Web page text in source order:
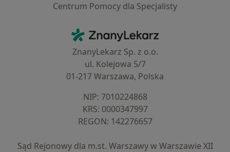
Centrum Pomocy dla Specjalisty
ZnanyLekarz - Strona główna
ZnanyLekarz Sp. z o.o.
ul. Kolejowa 5/7
01-217 Warszawa, Polska
NIP: ⁠7010224868
KRS: ⁠0000347997
REGON: ⁠142276657
Sąd Rejonowy dla m.st. Warszawy w Warszawie XII